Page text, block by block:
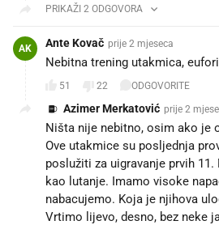
PRIKAŽI 2 ODGOVORA
AK Ante Kovač prije 2 mjeseca
Nebitna trening utakmica,
51 22 ODGOVORITE
Azimer Merkatović prije 2
Ništa nije nebitno, osim ako je
Ove utakmice su posljednja
poslužiti za uigravanje prvih
kao lutanje. Imamo visoke
nabacujemo. Koja je njihova
Vrtimo lijevo, desno, bez neke